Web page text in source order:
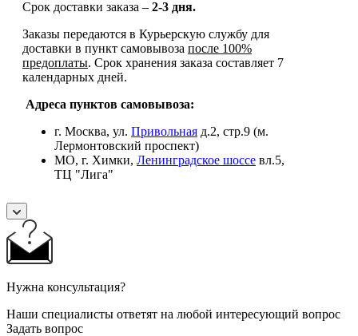
Срок доставки заказа – 2-3 дня.
Заказы передаются в Курьерскую службу для
доставки в пункт самовывоза после 100%
предоплаты. Срок хранения заказа составляет 7
календарных дней.
Адреса пунктов самовывоза:
г. Москва, ул. Привольная д.2, стр.9 (м.
Лермонтовский проспект)
МО, г. Химки, Ленинградское шоссе вл.5,
ТЦ "Лига"
Нужна консультация?
Наши специалисты ответят на любой интересующий вопрос
Задать вопрос